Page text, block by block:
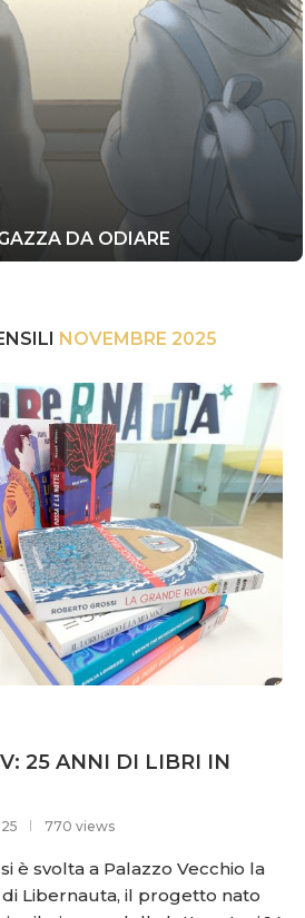
DA ODIARE
NOVEMBRE 2025
25 ANNI DI LIBRI IN
770 views
è svolta a Palazzo Vecchio la
Libernauta, il progetto nato